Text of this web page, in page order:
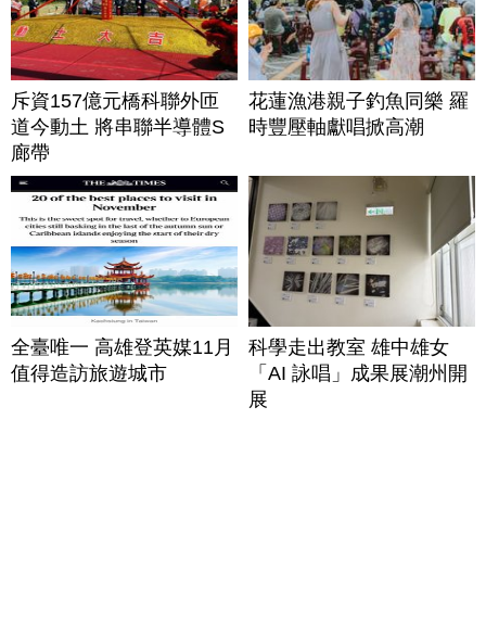
斥資157億元橋科聯外匝
道今動土 將串聯半導體S
廊帶
花蓮漁港親子釣魚同樂 羅
時豐壓軸獻唱掀高潮
全臺唯一 高雄登英媒11月
值得造訪旅遊城市
科學走出教室 雄中雄女
「AI 詠唱」成果展潮州開
展